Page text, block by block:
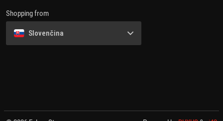
Shopping from
Slovenčina